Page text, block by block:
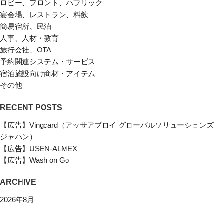
ロビー、フロント、パブリック
宴会場、レストラン、料飲
簡易宿所、民泊
人事、人材・教育
旅行会社、OTA
予約関連システム・サービス
宿泊施設向け商材・アイテム
その他
RECENT POSTS
【広告】Vingcard（アッサアブロイ グローバルソリューションズ
ジャパン）
【広告】USEN-ALMEX
【広告】Wash on Go
ARCHIVE
2026年8月